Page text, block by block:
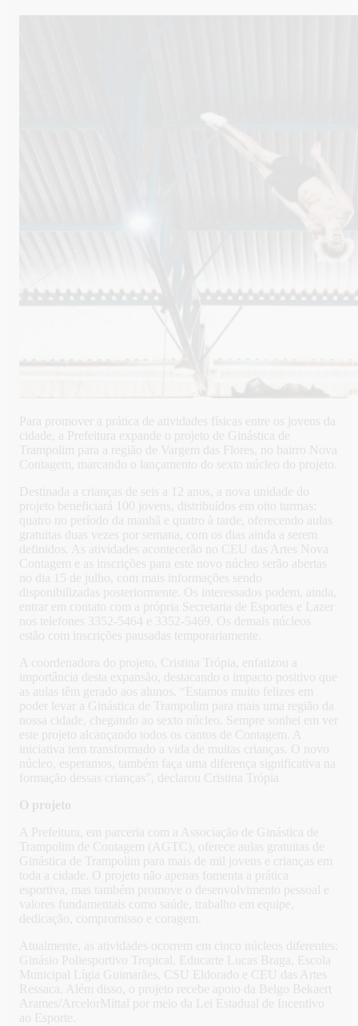
Para promover a prática de atividades físicas entre os jovens da
cidade, a Prefeitura expande o projeto de Ginástica de
Trampolim para a região de Vargem das Flores, no bairro Nova
Contagem, marcando o lançamento do sexto núcleo do projeto.
Destinada a crianças de seis a 12 anos, a nova unidade do
projeto beneficiará 100 jovens, distribuídos em oito turmas:
quatro no período da manhã e quatro à tarde, oferecendo aulas
gratuitas duas vezes por semana, com os dias ainda a serem
definidos. As atividades acontecerão no CEU das Artes Nova
Contagem e as inscrições para este novo núcleo serão abertas
no dia 15 de julho, com mais informações sendo
disponibilizadas posteriormente. Os interessados podem, ainda,
entrar em contato com a própria Secretaria de Esportes e Lazer
nos telefones 3352-5464 e 3352-5469. Os demais núcleos
estão com inscrições pausadas temporariamente.
A coordenadora do projeto, Cristina Trópia, enfatizou a
importância desta expansão, destacando o impacto positivo que
as aulas têm gerado aos alunos. “Estamos muito felizes em
poder levar a Ginástica de Trampolim para mais uma região da
nossa cidade, chegando ao sexto núcleo. Sempre sonhei em ver
este projeto alcançando todos os cantos de Contagem. A
iniciativa tem transformado a vida de muitas crianças. O novo
núcleo, esperamos, também faça uma diferença significativa na
formação dessas crianças”, declarou Cristina Trópia
O projeto
A Prefeitura, em parceria com a Associação de Ginástica de
Trampolim de Contagem (AGTC), oferece aulas gratuitas de
Ginástica de Trampolim para mais de mil jovens e crianças em
toda a cidade. O projeto não apenas fomenta a prática
esportiva, mas também promove o desenvolvimento pessoal e
valores fundamentais como saúde, trabalho em equipe,
dedicação, compromisso e coragem.
Atualmente, as atividades ocorrem em cinco núcleos diferentes:
Ginásio Poliesportivo Tropical, Educarte Lucas Braga, Escola
Municipal Lígia Guimarães, CSU Eldorado e CEU das Artes
Ressaca. Além disso, o projeto recebe apoio da Belgo Bekaert
Arames/ArcelorMittal por meio da Lei Estadual de Incentivo
ao Esporte.